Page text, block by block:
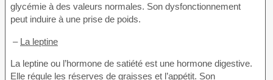
glycémie à des valeurs normales. Son dysfonctionnement
peut induire à une prise de poids.
– La leptine
La leptine ou l’hormone de satiété est une hormone digestive.
Elle régule les réserves de graisses et l’appétit. Son